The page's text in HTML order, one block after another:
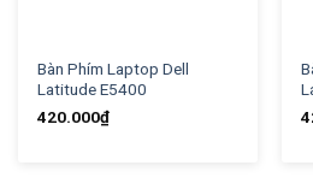
Bàn Phím Laptop Dell
Latitude E5400
420.000₫